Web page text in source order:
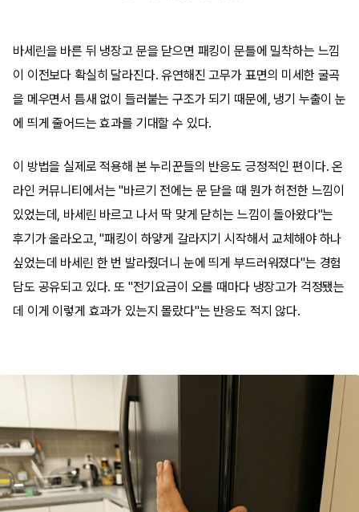
바세린을 바른 뒤 냉장고 문을 닫으면 패킹이 문틀에 밀착하는 느낌
이 이전보다 확실히 달라진다. 유연해진 고무가 표면의 미세한 굴곡
을 메우면서 틈새 없이 들러붙는 구조가 되기 때문에, 냉기 누출이 눈
에 띄게 줄어드는 효과를 기대할 수 있다.
이 방법을 실제로 적용해 본 누리꾼들의 반응도 긍정적인 편이다. 온
라인 커뮤니티에서는 "바르기 전에는 문 닫을 때 뭔가 허전한 느낌이
있었는데, 바세린 바르고 나서 딱 맞게 닫히는 느낌이 돌아왔다"는
후기가 올라오고, "패킹이 하얗게 갈라지기 시작해서 교체해야 하나
싶었는데 바세린 한 번 발라줬더니 눈에 띄게 부드러워졌다"는 경험
담도 공유되고 있다. 또 "전기요금이 오를 때마다 냉장고가 걱정됐는
데 이게 이렇게 효과가 있는지 몰랐다"는 반응도 적지 않다.